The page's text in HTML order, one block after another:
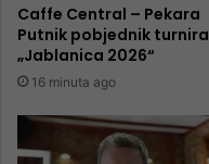
Caffe Central – Pekara
Putnik pobjednik turnira
„Jablanica 2026“
16 minuta ago